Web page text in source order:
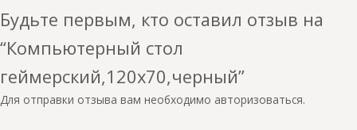
Будьте первым, кто оставил отзыв на
“Компьютерный стол
геймерский,120х70,черный”
Для отправки отзыва вам необходимо авторизоваться.